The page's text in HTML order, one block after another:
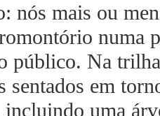
nós mais ou
numa
público. Na
sentados em
incluindo uma